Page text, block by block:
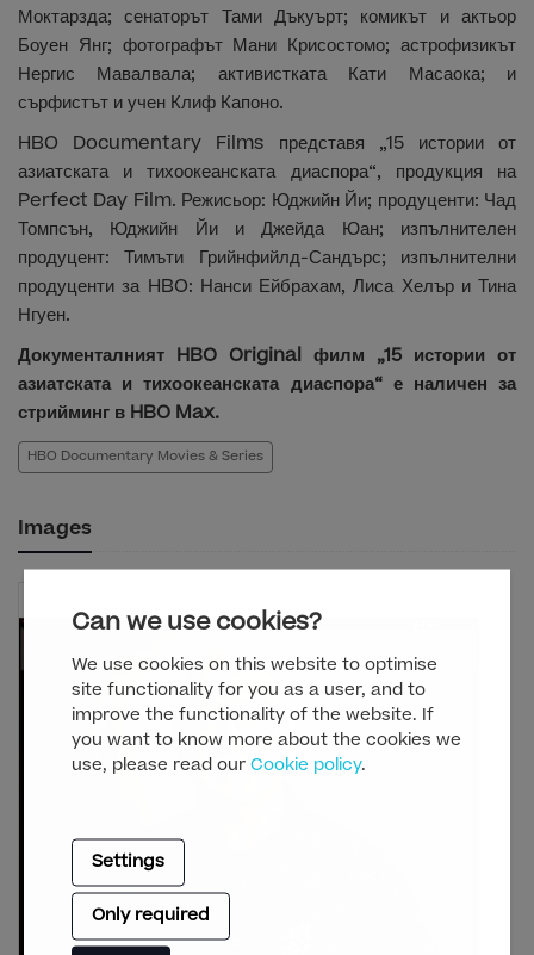
Can we use cookies?
We use cookies on this website to optimise
site functionality for you as a user, and to
improve the functionality of the website. If
you want to know more about the cookies we
use, please read our Cookie policy.
Settings
Only required
Моктарзда; сенаторът Тами Дъкуърт; комикът и актьор
Боуен Янг; фотографът Мани Крисостомо; астрофизикът
Нергис Мавалвала; активистката Кати Масаока; и
сърфистът и учен Клиф Капоно.
HBO Documentary Films представя „15 истории от
азиатската и тихоокеанската диаспора“, продукция на
Perfect Day Film. Режисьор: Юджийн Йи; продуценти: Чад
Томпсън, Юджийн Йи и Джейда Юан; изпълнителен
продуцент: Тимъти Грийнфийлд-Сандърс; изпълнителни
продуценти за HBO: Нанси Ейбрахам, Лиса Хелър и Тина
Нгуен.
Документалният HBO Original филм „15 истории от
азиатската и тихоокеанската диаспора“ е наличен за
стрийминг в HBO Max.
HBO Documentary Movies & Series
Images